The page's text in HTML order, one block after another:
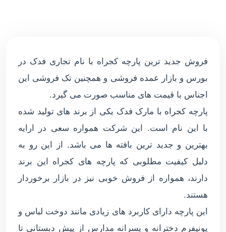
فروش جدید ترین پارچه کجراه با نام تجاری فدک در
بورس و بازار عمده فروشی و همچنین تک فروشی این
اجناس با قیمت های مناسب صورت می گیرد.
پارچه کجراه با مارک فدک یکی از برند های تولید شده
با این نام است. این شرکت همواره سعی در ارایه
بهترین و جدید ترین بافته ها می باشد. از این رو به
دلیل کیفیت مطلوبی که پارچه های کجراه این برند
دارند، همواره از فروش خوبی نیز در بازار برخوردار
هستند.
این پارچه دارای کاربرد های زیادی مانند دوخت لباس و
یونیفرم دخترانه و پسرانه مدارس از پیش دبستانی تا